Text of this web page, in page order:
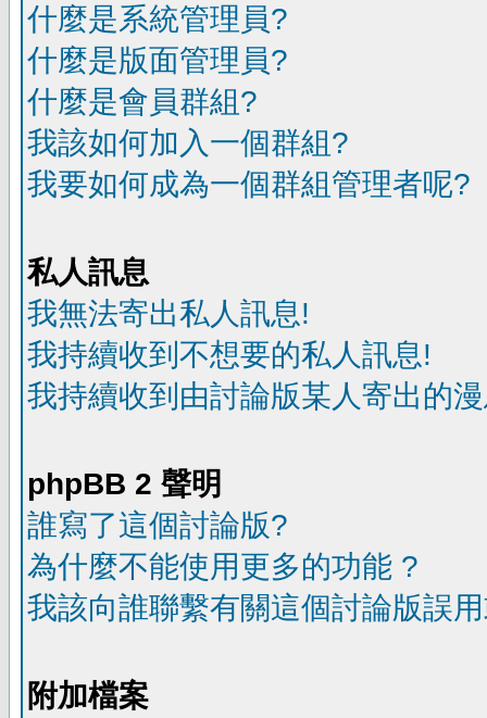
什麼是系統管理員?
什麼是版面管理員?
什麼是會員群組?
我該如何加入一個群組?
我要如何成為一個群組管理者呢?
私人訊息
我無法寄出私人訊息!
我持續收到不想要的私人訊息!
我持續收到由討論版某人寄出的
phpBB 2 聲明
誰寫了這個討論版?
為什麼不能使用更多的功能 ?
我該向誰聯繫有關這個討論版誤
附加檔案